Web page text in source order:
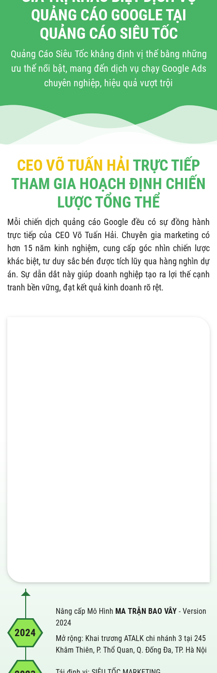
QUẢNG CÁO GOOGLE TẠI
QUẢNG CÁO SIÊU TỐC
Quảng Cáo Siêu Tốc khẳng định vị thế bằng những
ưu thế nổi bật, mang đến dịch vụ chạy Google Ads
chuyên nghiệp, hiệu quả vượt trội
CEO VÕ TUẤN HẢI TRỰC TIẾP
THAM GIA HOẠCH ĐỊNH CHIẾN
LƯỢC TỔNG THỂ
Mỗi chiến dịch quảng cáo Google đều có sự đồng hành
trực tiếp của CEO Võ Tuấn Hải. Chuyên gia marketing có
hơn 15 năm kinh nghiệm, cung cấp góc nhìn chiến lược
khác biệt, tư duy sắc bén được tích lũy qua hàng nghìn dự
án. Sự dẫn dắt này giúp doanh nghiệp tạo ra lợi thế cạnh
tranh bền vững, đạt kết quả kinh doanh rõ rệt.
2024
Nâng cấp Mô Hình MA TRẬN BAO VÂY - Version
2024
Mở rộng: Khai trương ATALK chi nhánh 3 tại 245
Khâm Thiên, P. Thổ Quan, Q. Đống Đa, TP. Hà Nội